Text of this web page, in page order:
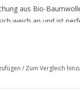
aus Bio-
weich an und ist
und trägt Größe M.
/ Zum Vergleich